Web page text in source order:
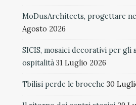
MoDusArchitects, progettare
Agosto 2026
SICIS, mosaici decorativi per gli
ospitalità 31 Luglio 2026
Tbilisi perde le brocche 30